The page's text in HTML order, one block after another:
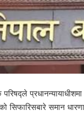
सिफारिसबारे समान